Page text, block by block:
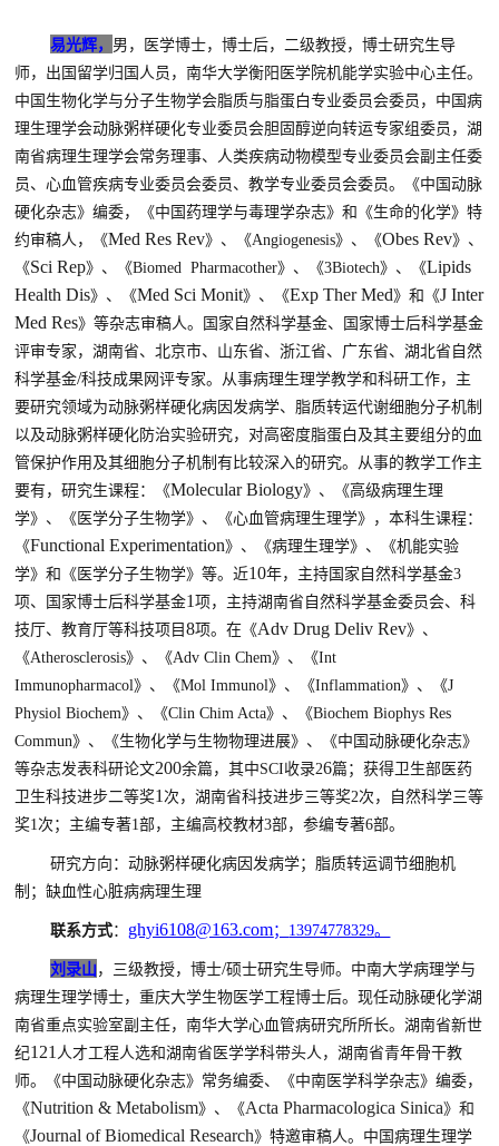
易光辉， 男，医学博士，博士后，二级教授，博士研究生导
师，出国留学归国人员，南华大学衡阳医学院机能学实验中心主任。
中国生物化学与分子生物学会脂质与脂蛋白专业委员会委员，中国病
理生理学会动脉粥样硬化专业委员会胆固醇逆向转运专家组委员，湖
南省病理生理学会常务理事、
人类疾病动物模型专业委员会副主任委
员、心血管疾病专业委员会委员、教学专业委员会委员。《中国动脉
硬化杂志》编委，《中国药理学与毒理学杂志》和 《生命的化学》特
约审稿人，《Med Res Rev》、《Angiogenesis》、 《Obes Rev》、
《Sci Rep》、《Biomed Pharmacother》、《3Biotech》 、《Lipids
Health Dis》、《Med Sci Monit》、《Exp Ther Med》和《J Inter
Med Res》等杂志审稿人。国家自然科学基金、国家博士后科学基金
评审专家，湖南省、北京市、山东省、浙江省、广东省、湖北省自然
科学基金/科技成果网评专家。从事病理生理学教学和科研工作，主
要研究领域为动脉粥样硬化病因发病学、脂质转运代谢细胞分子机制
以及动脉粥样硬化防治实验研究， 对高密度脂蛋白及其主要组分的血
管保护作用及其细胞分子机制有比较深入的研究。从事的教学工作主
要有，研究生课程：
《MolecularBiology》、《高级病理生理
学》 、 《 医学分子生物学》 、 《心血管病理生理学》，本科生课程：
《Functional Experimentation》 、 《病理生理学》 、 《机能实验
学》和《 医学分子生物学》等。近10年，主持国家自然科学基金3
项、 国家博士后科学基金1项，主持湖南省自然科学基金委员会、科
技厅、教育厅等科技项目8项。在《Adv Drug Deliv Rev》、
《Atherosclerosis》、《Adv Clin Chem》、《Int
Immunopharmacol 》、《Mol Immunol 》、《Inflammation》、《J
Physiol Biochem》、《Clin Chim Acta》、《Biochem Biophys Res
Commun》 、《生物化学与生物物理进展》、《中国动脉硬化杂志》
等杂志发表科研论文200余篇，其中SCI收录26篇；获得卫生部医药
卫生科技进步二等奖1 次，湖南省科技进步三等奖2次，自然科学三等
奖1 次；主编专著1部，主编高校教材3部，参编专著6部。
研究方向：动脉粥样硬化病因发病学；脂质转运调节细胞机
制；缺血性心脏病病理生理
联系方式： ghyi6108@163.com； 13974778329。
刘录山 ， 三级教授，博士/硕士研究生导师。中南大学病理学与
病理生理学博士，重庆大学生物医学工程博士后。 现任动脉硬化学湖
南省重点实验室副主任，南华大学心血管病研究所所长。湖南省新世
纪121 人才工程人选和湖南省医学学科带头人 ，湖南省青年骨干教
师。 《中国动脉硬化杂志》 常务编委、 《中南医学科学杂志》编委，
《Nutrition & Metabolism》、 《Acta Pharmacologica Sinica》和
《Journal of Biomedical Research》特邀审稿人。中国病理生理学